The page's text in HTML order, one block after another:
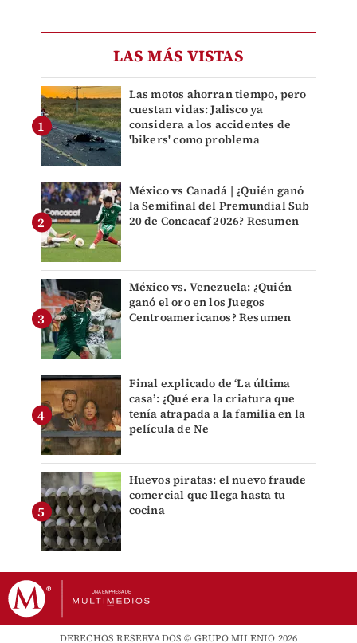
LAS MÁS VISTAS
Las motos ahorran tiempo, pero
cuestan vidas: Jalisco ya
considera a los accidentes de
'bikers' como problema
México vs Canadá | ¿Quién ganó
la Semifinal del Premundial Sub
20 de Concacaf 2026? Resumen
México vs. Venezuela: ¿Quién
ganó el oro en los Juegos
Centroamericanos? Resumen
Final explicado de ‘La última
casa’: ¿Qué era la criatura que
tenía atrapada a la familia en la
película de Ne
Huevos piratas: el nuevo fraude
comercial que llega hasta tu
cocina
DERECHOS RESERVADOS © GRUPO MILENIO 2026